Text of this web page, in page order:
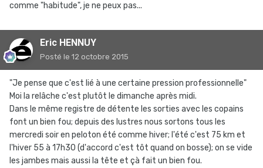
comme "habitude", je ne peux pas...
Eric HENNUY
Posté le 12 octobre 2015
"Je pense que c'est lié à une certaine pression professionnelle"
Moi la relâche c'est plutôt le dimanche après midi.
Dans le même registre de détente les sorties avec les copains
font un bien fou; depuis des lustres nous sortons tous les
mercredi soir en peloton été comme hiver; l'été c'est 75 km et
l'hiver 55 à 17h30 (d'accord c'est tôt quand on bosse); on se vide
les jambes mais aussi la tête et çà fait un bien fou.